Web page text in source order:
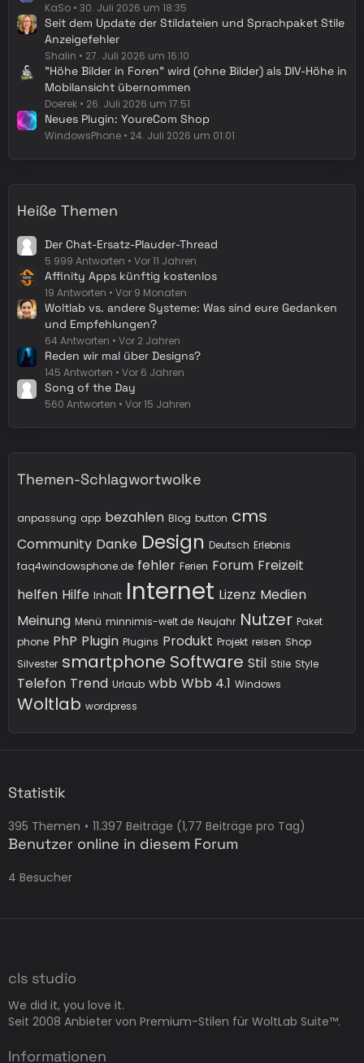
KaSo 30. Juli 2026 um 18:35
Seit dem Update der Stildateien und Sprachpaket Stile
Anzeigefehler
Shalin 27. Juli 2026 um 16:10
"Höhe Bilder in Foren" wird (ohne Bilder) als DIV-Höhe in
Mobilansicht übernommen
Doerek 26. Juli 2026 um 17:51
Neues Plugin: YoureCom Shop
WindowsPhone 24. Juli 2026 um 01:01
Heiße Themen
Der Chat-Ersatz-Plauder-Thread
5.999 Antworten Vor 11 Jahren
Affinity Apps künftig kostenlos
19 Antworten Vor 9 Monaten
Woltlab vs. andere Systeme: Was sind eure Gedanken
und Empfehlungen?
64 Antworten Vor 2 Jahren
Reden wir mal über Designs?
145 Antworten Vor 6 Jahren
Song of the Day
560 Antworten Vor 15 Jahren
Themen-Schlagwortwolke
anpassung app bezahlen Blog button cms
Community Danke Design Deutsch Erlebnis
faq4windowsphone.de fehler Ferien Forum Freizeit
helfen Hilfe Inhalt Internet Lizenz Medien
Meinung Menü minnimis-welt.de Neujahr Nutzer Paket
phone PhP Plugin Plugins Produkt Projekt reisen Shop
Silvester smartphone Software Stil Stile Style
Telefon Trend Urlaub wbb Wbb 4.1 Windows
Woltlab wordpress
Statistik
395 Themen 11.397 Beiträge (1,77 Beiträge pro Tag)
Benutzer online in diesem Forum
4 Besucher
cls studio
We did it, you love it.
Seit 2008 Anbieter von Premium-Stilen für WoltLab Suite™.
Informationen